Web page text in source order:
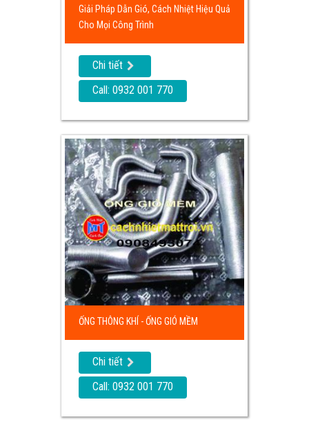
Giải Pháp Dẫn Gió, Cách Nhiệt Hiệu Quả
Cho Mọi Công Trình
Chi tiết
Call: 0932 001 770
ỐNG THÔNG KHÍ - ỐNG GIÓ MỀM
Chi tiết
Call: 0932 001 770